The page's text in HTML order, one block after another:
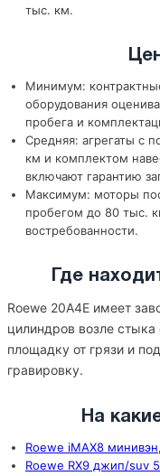
тыс. км.
Минимум:
оборудования
пробега и
Средняя: агрегаты с
км и комплектом
включают гарантию
Максимум: моторы
пробегом до 80 тыс.
востребованности.
Где
Roewe 20A4E имеет
цилиндров возле
площадку от грязи и
гравировку.
На
Roewe iMAX8
Roewe RX9 джип/suv